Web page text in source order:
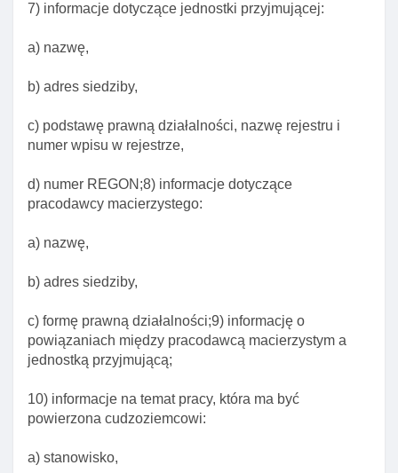
7) informacje dotyczące jednostki przyjmującej:
a) nazwę,
b) adres siedziby,
c) podstawę prawną działalności, nazwę rejestru i
numer wpisu w rejestrze,
d) numer REGON;8) informacje dotyczące
pracodawcy macierzystego:
a) nazwę,
b) adres siedziby,
c) formę prawną działalności;9) informację o
powiązaniach między pracodawcą macierzystym a
jednostką przyjmującą;
10) informacje na temat pracy, która ma być
powierzona cudzoziemcowi:
a) stanowisko,
postępowania w sprawie udzielenia członkowi
udzielenia lub cofnięcia cudzoziemcowi
się z rodziną
Art. 168. Udzielenie zezwolenia na pobyt czasowy
Art. 168a. Udzielenie cudzoziemcowi
pobyt czasowy
sprawie udzielenia zezwolenia na pobyt czasowy
Art. 169a. Dopuszczalność mobilnośCI
krótkoterminowej członka rodziny naukowca
sprawach zezwolenia na pobyt czasowy członków
rodziny naukowca
Art. 169c. Obowiązki informacyjne organów w